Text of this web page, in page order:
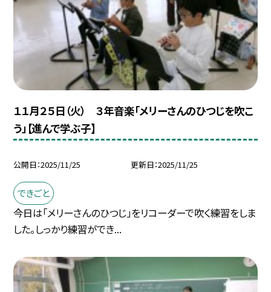
１１月２５日（火） ３年音楽「メリーさんのひつじを吹こ
う」【進んで学ぶ子】
公開日 2025/11/25 更新日 2025/11/25
できごと
今日は「メリーさんのひつじ」をリコーダーで吹く練習をしま
した。しっかり練習ができ...